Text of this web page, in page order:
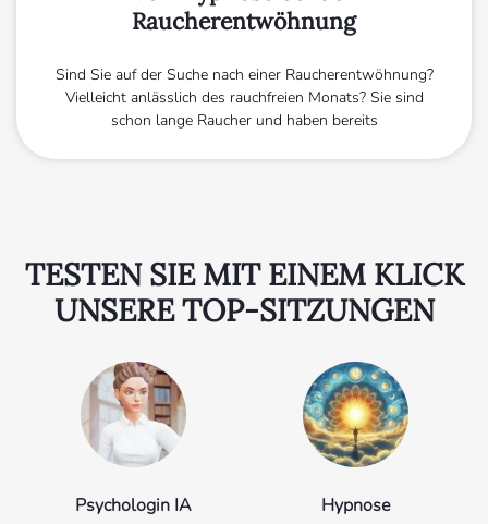
Raucherentwöhnung
Sind Sie auf der Suche nach einer Raucherentwöhnung?
Vielleicht anlässlich des rauchfreien Monats? Sie sind
schon lange Raucher und haben bereits
TESTEN SIE MIT EINEM KLICK
UNSERE TOP-SITZUNGEN
Psychologin IA Hypnose